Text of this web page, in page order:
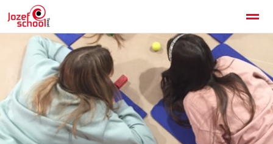
Jozefschool Texel Kennismaken Contact
Home Facebook Instagram Zoeken